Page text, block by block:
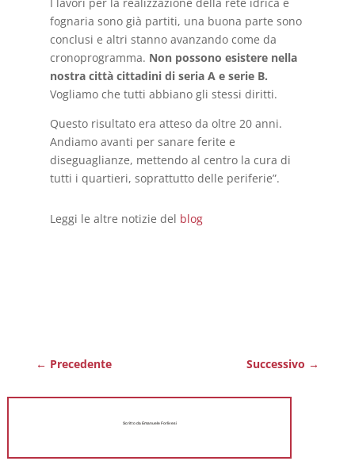
fognaria sono già partiti, una buona parte sono
conclusi e altri stanno avanzando come da
cronoprogramma. Non possono esistere nella
nostra città cittadini di seria A e serie B.
Vogliamo che tutti abbiano gli stessi diritti.
Questo risultato era atteso da oltre 20 anni.
Andiamo avanti per sanare ferite e
diseguaglianze, mettendo al centro la cura di
tutti i quartieri, soprattutto delle periferie”.
Leggi le altre notizie del blog
← Precedente Successivo →
Scritto da Emanuele Forlivesi